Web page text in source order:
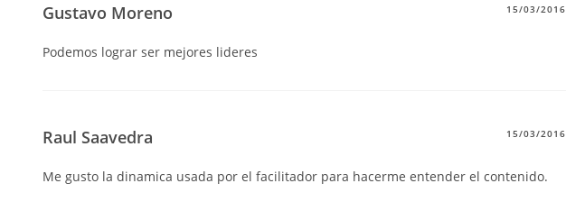
Gustavo Moreno 15/03/2016
Podemos lograr ser mejores lideres
Raul Saavedra 15/03/2016
Me gusto la dinamica usada por el facilitador para hacerme entender el contenido.